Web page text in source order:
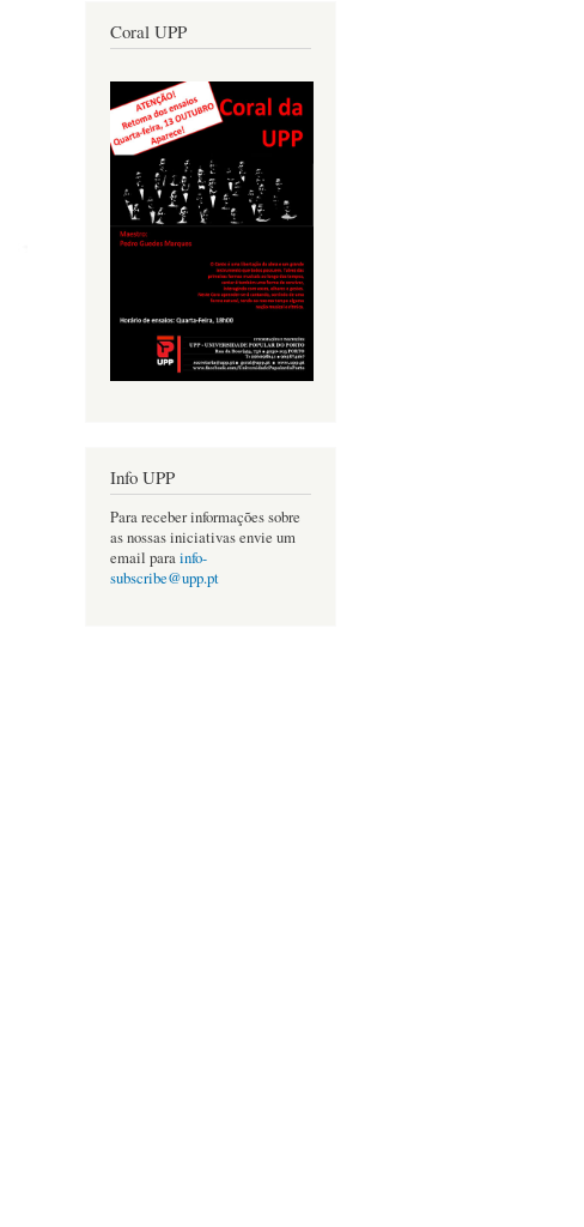
Coral UPP
Info UPP
Para receber informações sobre
as nossas iniciativas envie um
email parainfo-
subscribe@upp.pt